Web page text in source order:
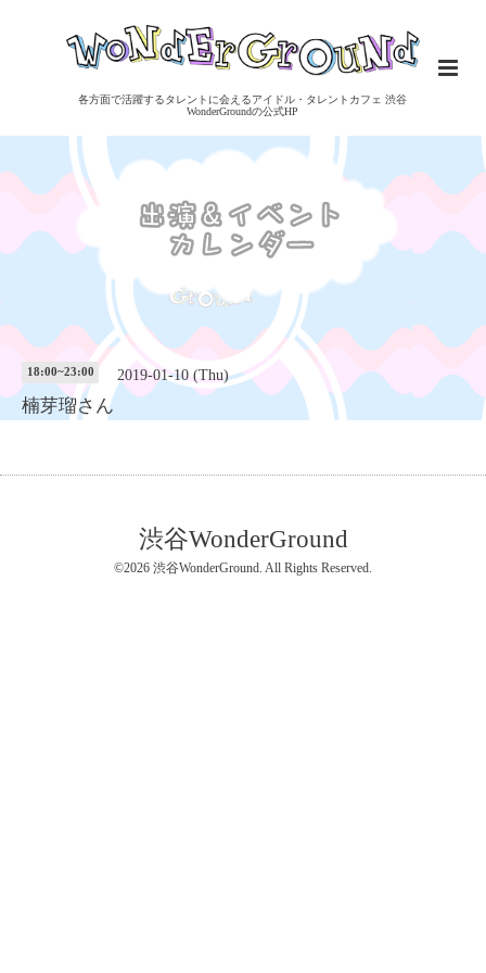
各方面で活躍するタレントに会えるアイドル・タレントカフェ 渋谷
WonderGroundの公式HP
18:00~23:00 2019-01-10 (Thu)
楠芽瑠さん
渋谷WonderGround
©2026 渋谷WonderGround. All Rights Reserved.